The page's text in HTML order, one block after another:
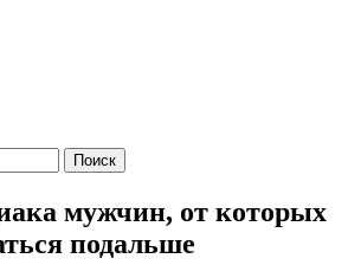
мужчин, от которых
подальше